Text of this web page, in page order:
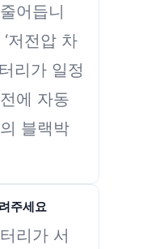
어듭니
저전압 차
리가 일정
에 자동
블랙박
주세요
리가 서